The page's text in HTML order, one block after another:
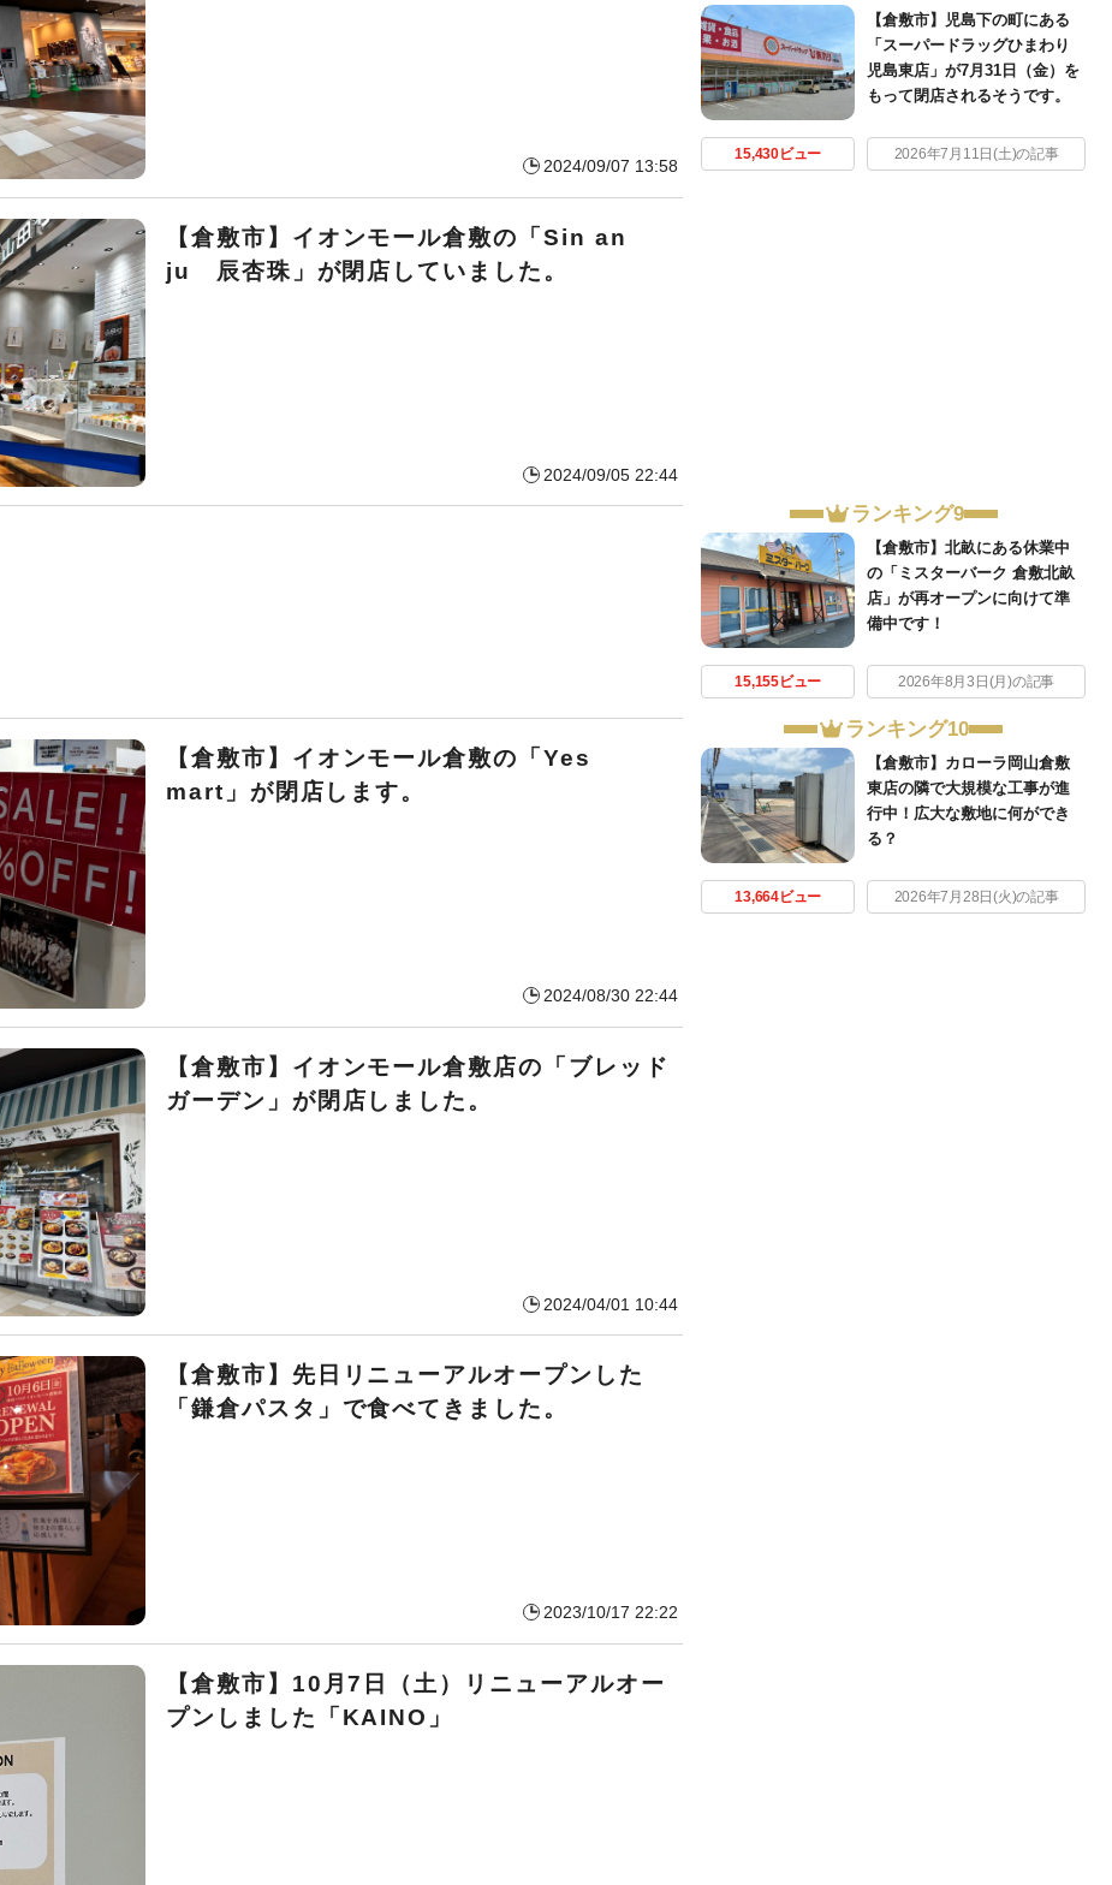
2024/09/07 13:58
【倉敷市】イオンモール倉敷の「Sin an
ju 辰杏珠」が閉店していました。
2024/09/05 22:44
【倉敷市】イオンモール倉敷の「Yes
mart」が閉店します。
2024/08/30 22:44
【倉敷市】イオンモール倉敷店の「ブレッド
ガーデン」が閉店しました。
2024/04/01 10:44
【倉敷市】先日リニューアルオープンした
「鎌倉パスタ」で食べてきました。
2023/10/17 22:22
【倉敷市】10月7日（土）リニューアルオー
プンしました「KAINO」
【倉敷市】児島下の町にある
「スーパードラッグひまわり
児島東店」が7月31日（金）を
もって閉店されるそうです。
15,430ビュー 2026年7月11日(土)の記事
ランキング9
【倉敷市】北畝にある休業中
の「ミスターバーク 倉敷北畝
店」が再オープンに向けて準
備中です！
15,155ビュー 2026年8月3日(月)の記事
ランキング10
【倉敷市】カローラ岡山倉敷
東店の隣で大規模な工事が進
行中！広大な敷地に何ができ
る？
13,664ビュー 2026年7月28日(火)の記事